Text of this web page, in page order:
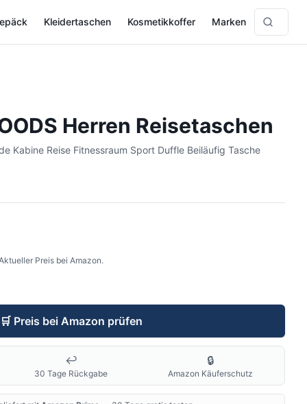
Kleidertaschen Kosmetikkoffer Marken
Herren Reisetaschen
Kabine Reise Fitnessraum Sport Duffle Beiläufig Tasche
Preis bei Amazon.
🛒 Preis bei Amazon prüfen
↩️
30 Tage Rückgabe
🔒
Amazon Käuferschutz